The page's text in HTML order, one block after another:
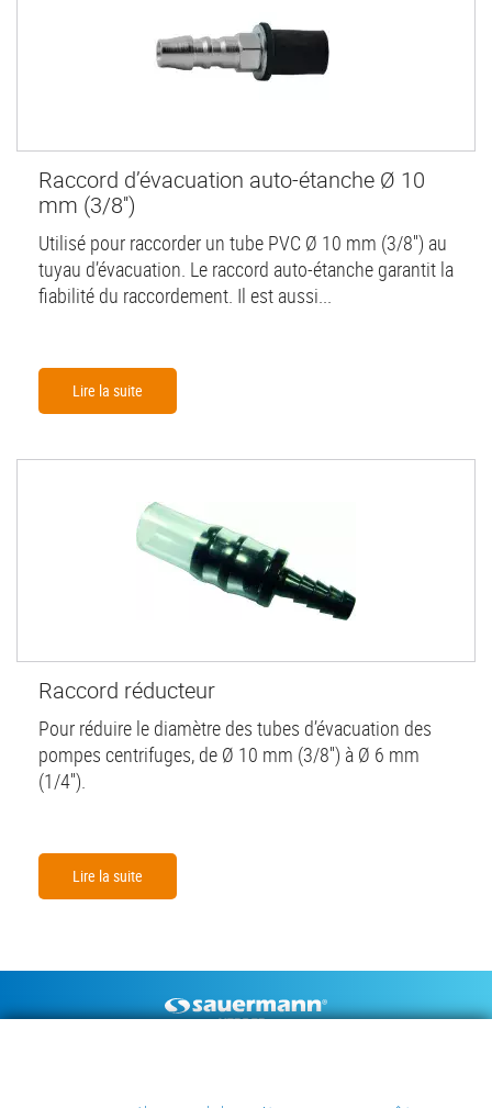
Raccord d’évacuation auto-étanche Ø 10
mm (3/8'')
Utilisé pour raccorder un tube PVC Ø 10 mm (3/8'') au
tuyau d’évacuation. Le raccord auto-étanche garantit la
fiabilité du raccordement. Il est aussi...
Lire la suite
Raccord réducteur
Pour réduire le diamètre des tubes d’évacuation des
pompes centrifuges, de Ø 10 mm (3/8'') à Ø 6 mm
(1/4'').
Lire la suite
CENTRE DE RESSOURCES